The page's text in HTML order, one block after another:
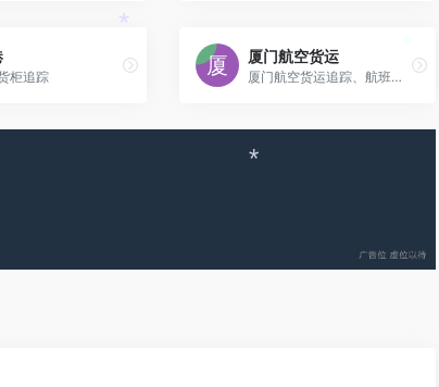
柜追踪
厦门航空货运
厦门航空货运追踪、航班动态、运价查询、服务电话*
*